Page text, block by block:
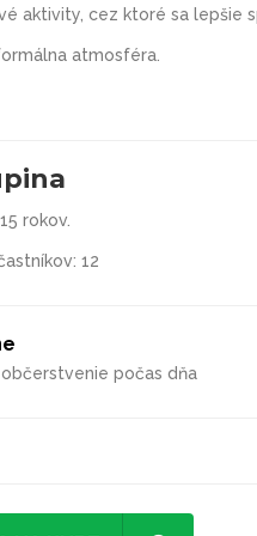
cez ktoré sa lepšie
atmosféra.
rokov.
12
počas dňa